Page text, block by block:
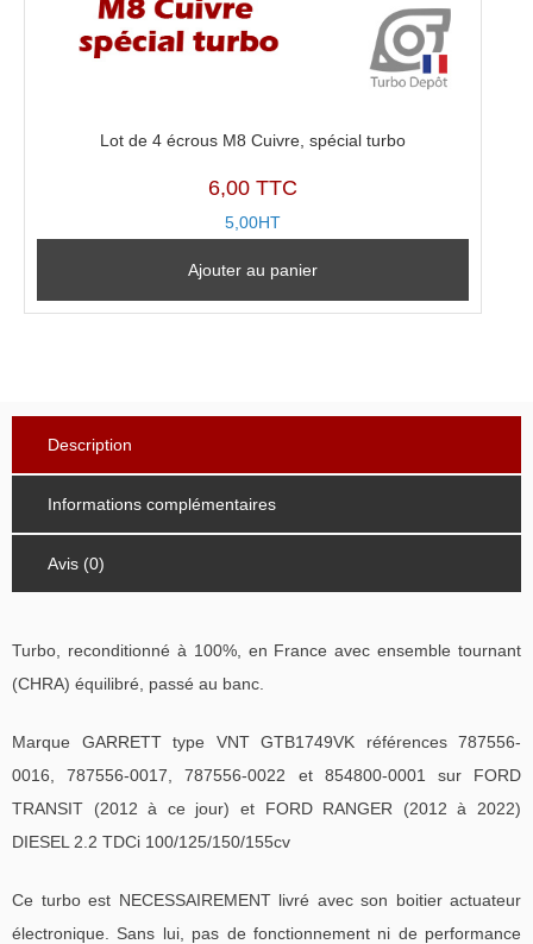
Lot de 4 écrous M8 Cuivre, spécial turbo
6,00 TTC
5,00HT
Ajouter au panier
Description
Informations complémentaires
Avis (0)
Turbo, reconditionné à 100%, en France avec ensemble tournant
(CHRA) équilibré, passé au banc.
Marque GARRETT type VNT GTB1749VK références 787556-
0016, 787556-0017, 787556-0022 et 854800-0001 sur FORD
TRANSIT (2012 à ce jour) et FORD RANGER (2012 à 2022)
DIESEL 2.2 TDCi 100/125/150/155cv
Ce turbo est NECESSAIREMENT livré avec son boitier actuateur
électronique. Sans lui, pas de fonctionnement ni de performance